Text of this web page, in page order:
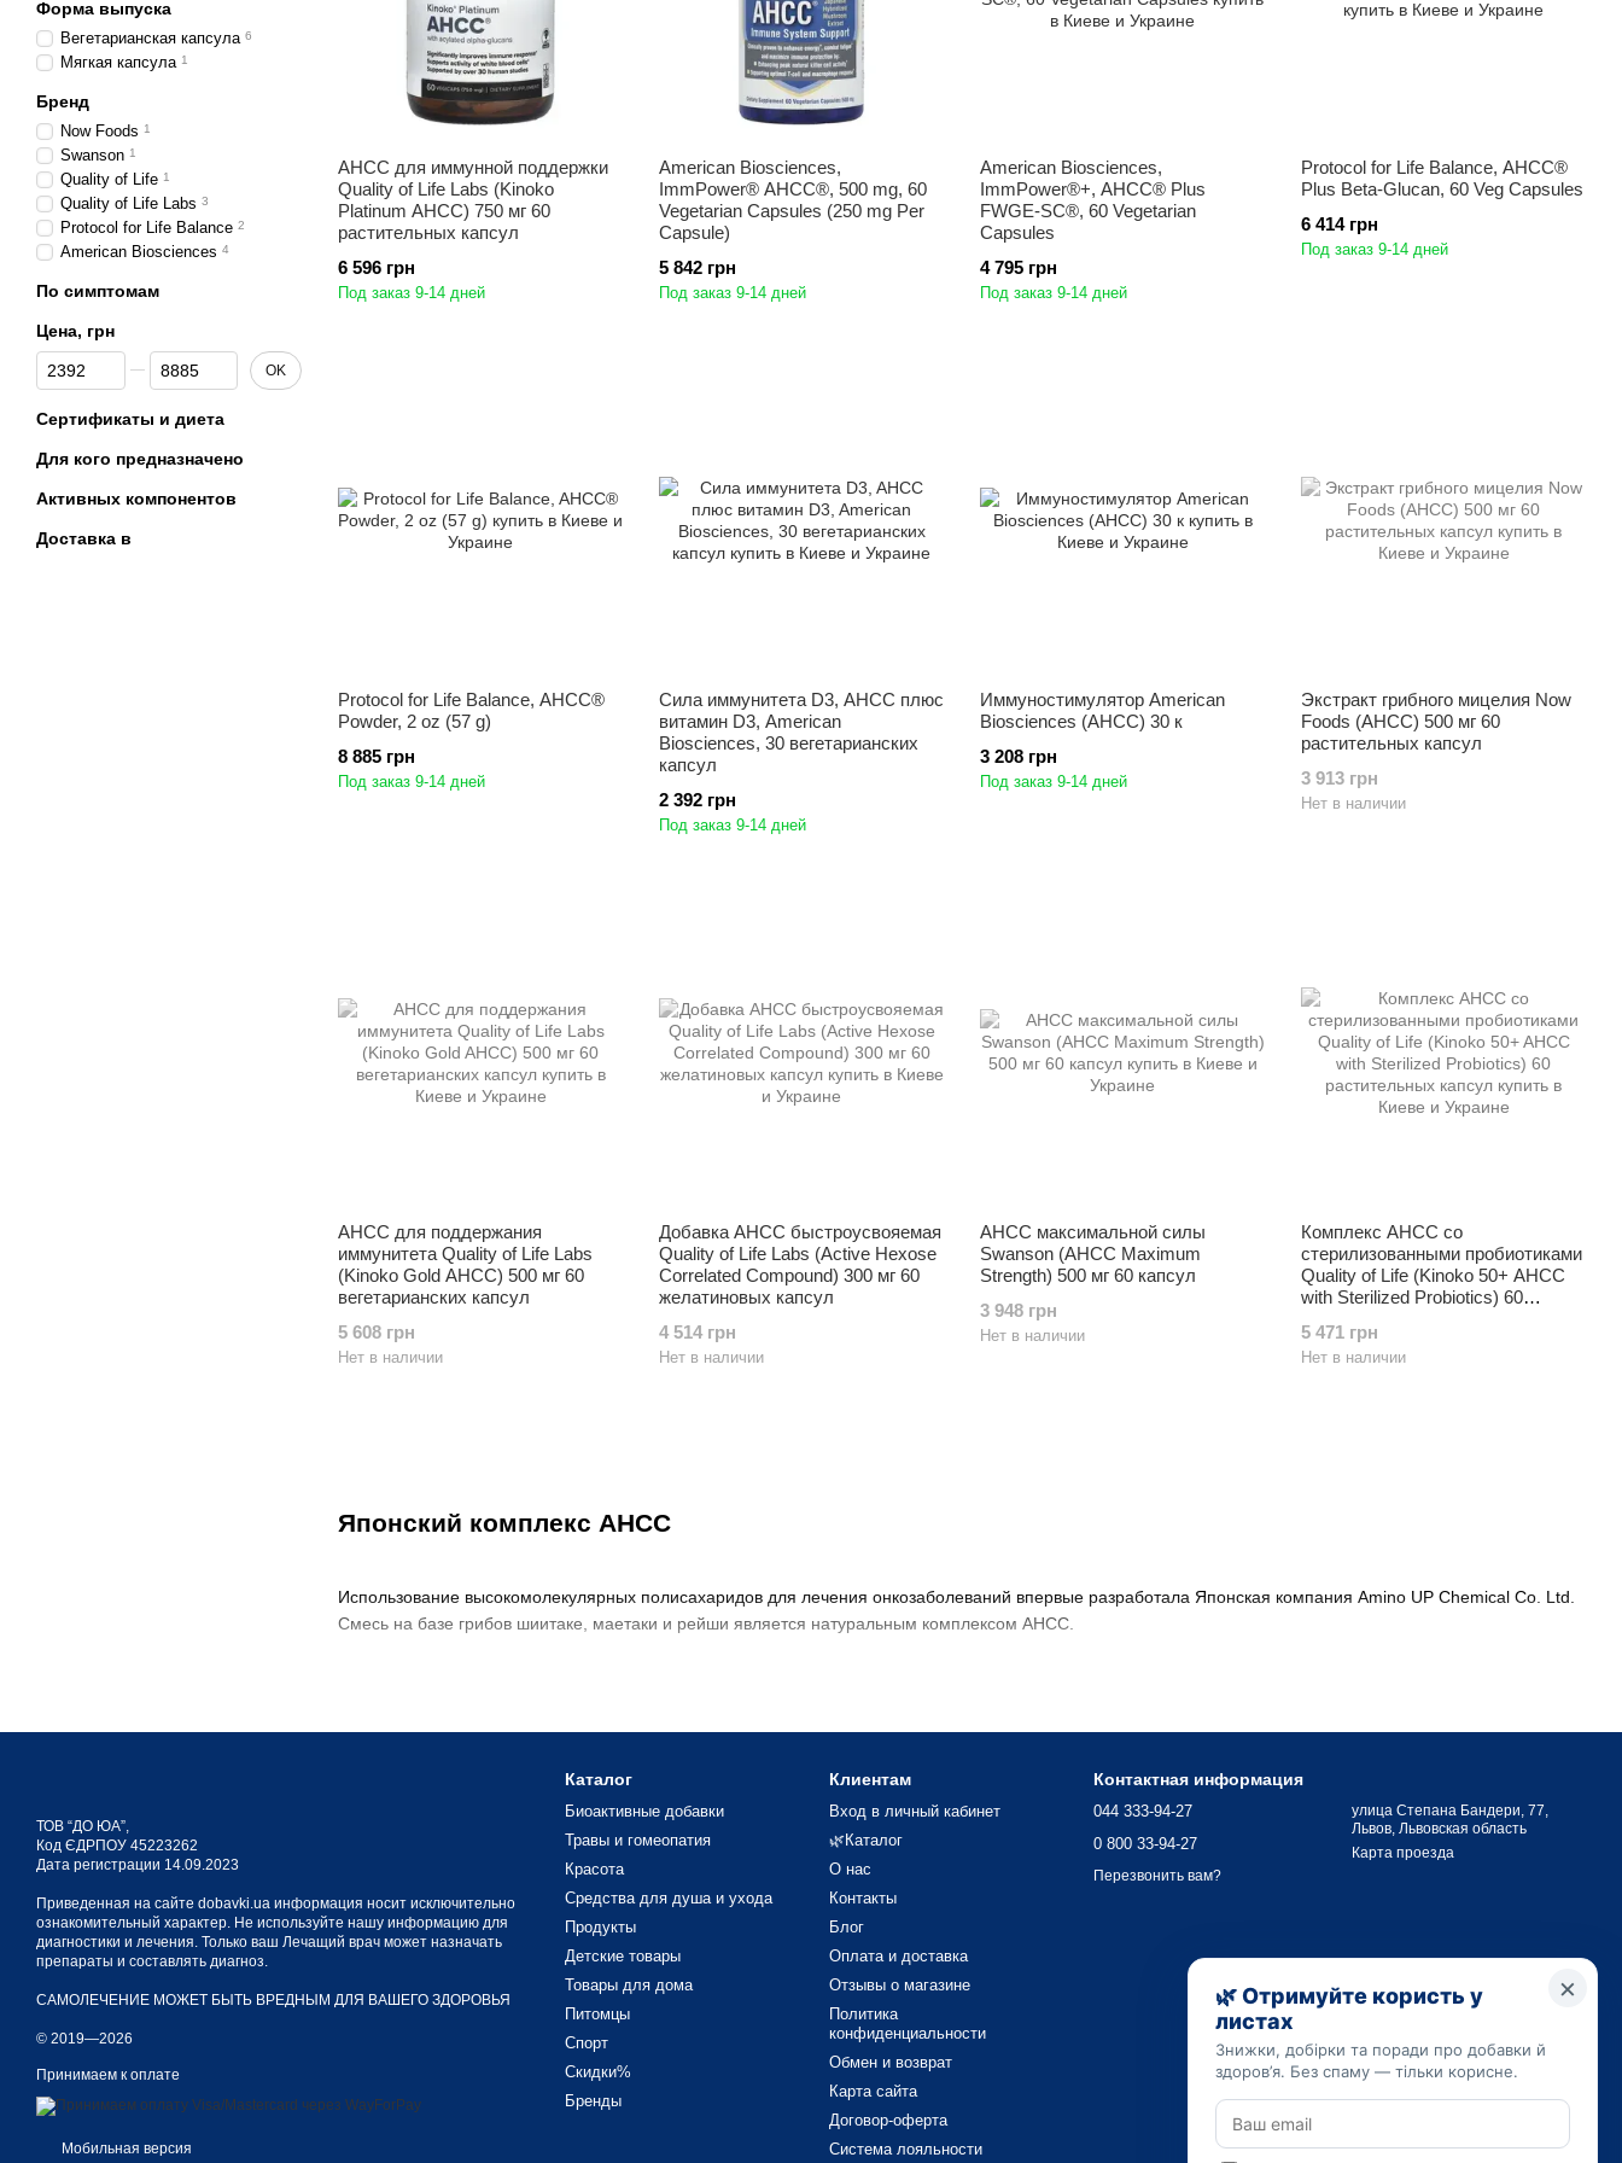
Японский комплекс AHCC
Использование высокомолекулярных полисахаридов для лечения онкозаболеваний впервые разработала Японская компания Amino UP Chemical Co. Ltd.
Смесь на базе грибов шиитаке, маетаки и рейши является натуральным комплексом АНСС.
Препарат AHCC: состав и особенности
Шиитаке. Компоненты используются при повышенных рисках заболеваниях раком и для лечения онкобольных. Мицелий актуален при синдроме
иммунодефицита, гепатитах. Проникая в клетки, шиитаке сдерживать прогрессирование болезни, снижая проявление симптоматики.
Маетаки (танцующий гриб). Иммуномоделирующие свойства препятствуют перерождению доброкачественных образований. Также, ингредиент АНСС
нормализует давление, препятствует развитию гипертонии, поддерживает уровень сахара в крови. Активизируя макрофаги, стимулируют реакцию
защиты клеток.
Рейши. Актуален при онкологических патологиях пищевода, печени, поджелудочной железы, легких, костной ткани и мозга. Применяется в медицине
AHCC для иммунной поддержки
Quality of Life Labs (Kinoko
Platinum AHCC) 750 мг 60
растительных капсул
6 596 грн
Под заказ 9-14 дней
American Biosciences,
ImmPower® AHCC®, 500 mg, 60
Vegetarian Capsules (250 mg Per
Capsule)
5 842 грн
Под заказ 9-14 дней
American Biosciences,
ImmPower®+, AHCC® Plus
FWGE-SC®, 60 Vegetarian
Capsules
4 795 грн
Под заказ 9-14 дней
Protocol for Life Balance, AHCC®
Plus Beta-Glucan, 60 Veg Capsules
6 414 грн
Под заказ 9-14 дней
Protocol for Life Balance, AHCC®
Powder, 2 oz (57 g)
8 885 грн
Под заказ 9-14 дней
Сила иммунитета D3, AHCC плюс
витамин D3, American
Biosciences, 30 вегетарианских
капсул
2 392 грн
Под заказ 9-14 дней
Иммуностимулятор American
Biosciences (AHCC) 30 к
3 208 грн
Под заказ 9-14 дней
Экстракт грибного мицелия Now
Foods (AHCC) 500 мг 60
растительных капсул
3 913 грн
Нет в наличии
AHCC для поддержания
иммунитета Quality of Life Labs
(Kinoko Gold AHCC) 500 мг 60
вегетарианских капсул
5 608 грн
Нет в наличии
Добавка AHCC быстроусвояемая
Quality of Life Labs (Active Hexose
Correlated Compound) 300 мг 60
желатиновых капсул
4 514 грн
Нет в наличии
AHCC максимальной силы
Swanson (AHCC Maximum
Strength) 500 мг 60 капсул
3 948 грн
Нет в наличии
Комплекс AHCC со
стерилизованными пробиотиками
Quality of Life (Kinoko 50+ AHCC
with Sterilized Probiotics) 60
5 471 грн
Нет в наличии
Форма выпуска
Вегетарианская капсула 6
Мягкая капсула 1
Бренд
Now Foods 1
Swanson 1
Quality of Life 1
Quality of Life Labs 3
Protocol for Life Balance 2
American Biosciences 4
По симптомам
Цена, грн
От Цена, грн
До Цена, грн OK
Сертификаты и диета
Для кого предназначено
Активных компонентов
Доставка в
ТОВ “ДО ЮА”,
Код ЄДРПОУ 45223262
Дата регистрации 14.09.2023
Приведенная на сайте dobavki.ua информация носит исключительно
ознакомительный характер. Не используйте нашу информацию для
диагностики и лечения. Только ваш Лечащий врач может назначать
препараты и составлять диагноз.
САМОЛЕЧЕНИЕ МОЖЕТ БЫТЬ ВРЕДНЫМ ДЛЯ ВАШЕГО ЗДОРОВЬЯ
© 2019—2026
Принимаем к оплате
Мобильная версия
Каталог
Биоактивные добавки
Травы и гомеопатия
Красота
Средства для душа и ухода
Продукты
Детские товары
Товары для дома
Питомцы
Спорт
Скидки%
Бренды
Клиентам
Вход в личный кабинет
🌿Каталог
О нас
Контакты
Блог
Оплата и доставка
Отзывы о магазине
Политика
конфиденциальности
Обмен и возврат
Карта сайта
Договор-оферта
Система лояльности
Контактная информация
044 333-94-27
0 800 33-94-27
Перезвонить вам?
улица Степана Бандери, 77,
Львов, Львовская область
Карта проезда